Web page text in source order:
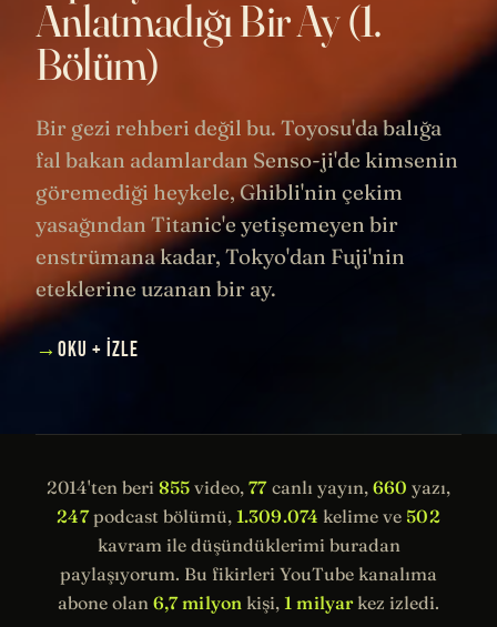
Anlatmadığı Bir Ay (1.
Bölüm)
Bir gezi rehberi değil bu. Toyosu'da balığa
fal bakan adamlardan Senso-ji'de kimsenin
göremediği heykele, Ghibli'nin çekim
yasağından Titanic'e yetişemeyen bir
enstrümana kadar, Tokyo'dan Fuji'nin
eteklerine uzanan bir ay.
→ OKU + İZLE
2014'ten beri 855 video,77canlı yayın, 660 yazı,
247podcast bölümü, 1.309.074 kelime ve 502
kavram ile düşündüklerimi buradan
paylaşıyorum. Bu fikirleri YouTube kanalıma
abone olan 6,7 milyon kişi, 1 milyarkez izledi.